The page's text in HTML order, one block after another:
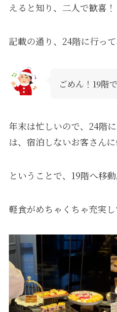
えると知り、二人で歓喜！
記載の通り、24階に行っ
ごめん！19階
年末は忙しいので、24階
は、宿泊しないお客さん
ということで、19階へ移動
軽食がめちゃくちゃ充実し